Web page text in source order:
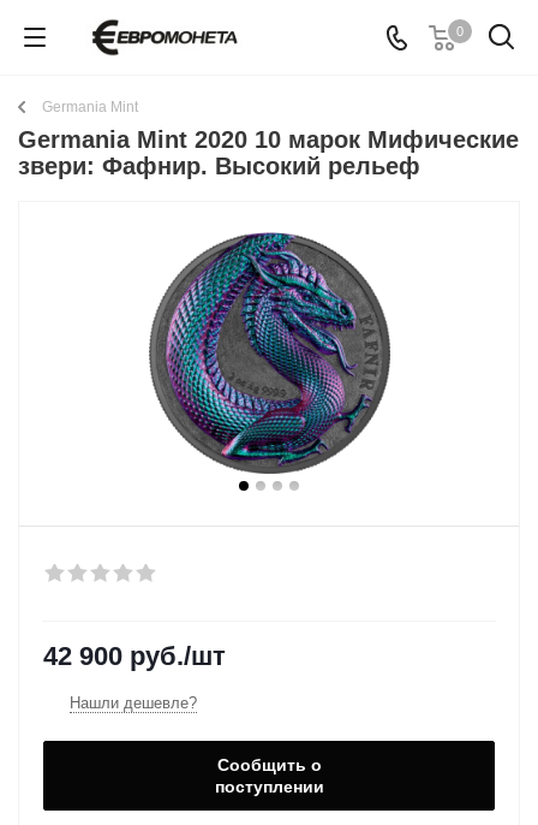
0
Germania Mint
Germania Mint 2020 10 марок Мифические
звери: Фафнир. Высокий рельеф
42 900 руб./шт
Нашли дешевле?
Сообщить о
поступлении